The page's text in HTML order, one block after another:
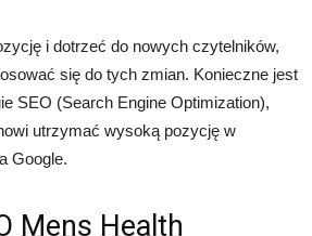
i dotrzeć do nowych czytelników,
się do tych zmian. Konieczne jest
SEO (Search Engine Optimization),
utrzymać wysoką pozycję w
Google.
Mens Health